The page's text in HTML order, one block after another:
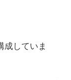
成していま